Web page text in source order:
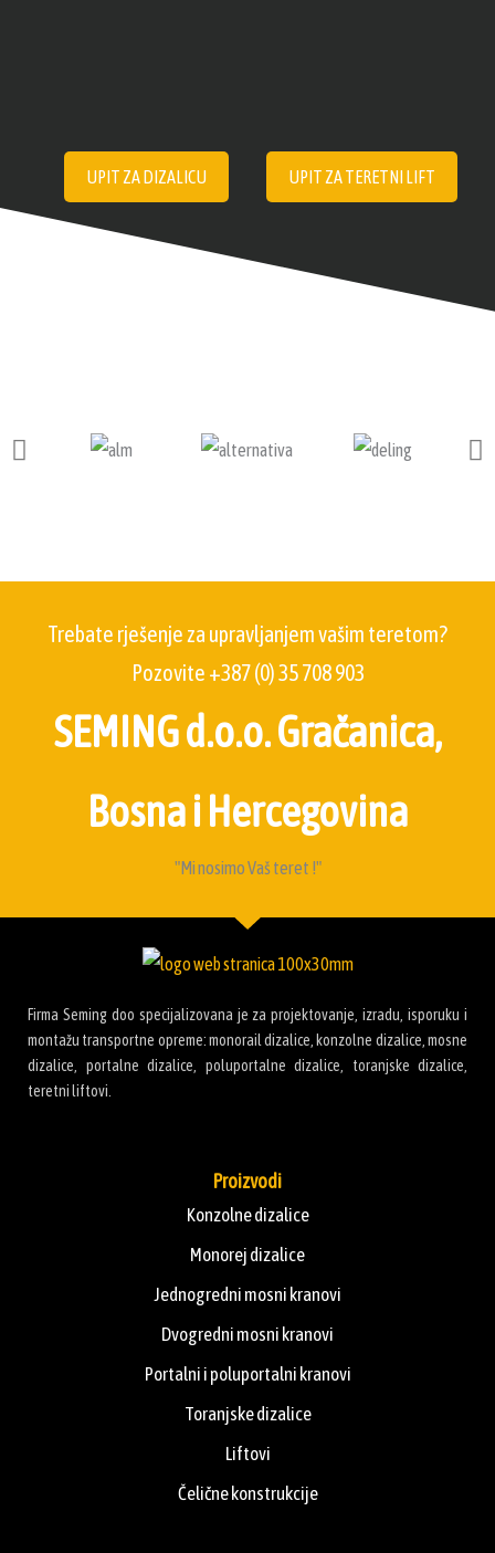
UPIT ZA DIZALICU UPIT ZA TERETNI LIFT
Trebate rješenje za upravljanjem vašim teretom?
Pozovite +387 (0) 35 708 903
SEMING d.o.o. Gračanica,
Bosna i Hercegovina
"Mi nosimo Vaš teret !"
Firma Seming doo specijalizovana je za projektovanje, izradu, isporuku i
montažu transportne opreme: monorail dizalice, konzolne dizalice, mosne
dizalice, portalne dizalice, poluportalne dizalice, toranjske dizalice,
teretni liftovi.
Proizvodi
Konzolne dizalice
Monorej dizalice
Jednogredni mosni kranovi
Dvogredni mosni kranovi
Portalni i poluportalni kranovi
Toranjske dizalice
Liftovi
Čelične konstrukcije